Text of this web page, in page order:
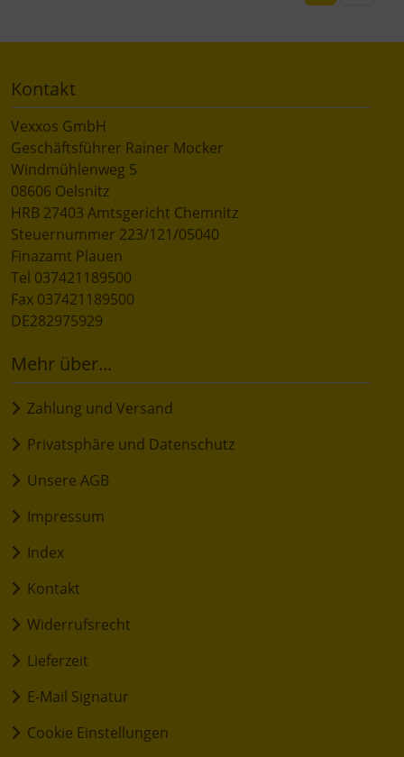
Kontakt
Vexxos GmbH
Geschäftsführer Rainer Mocker
Windmühlenweg 5
08606 Oelsnitz
HRB 27403 Amtsgericht Chemnitz
Steuernummer 223/121/05040
Finazamt Plauen
Tel 037421189500
Fax 037421189500
DE282975929
Mehr über...
Zahlung und Versand
Privatsphäre und Datenschutz
Unsere AGB
Impressum
Index
Kontakt
Widerrufsrecht
Lieferzeit
E-Mail Signatur
Cookie Einstellungen